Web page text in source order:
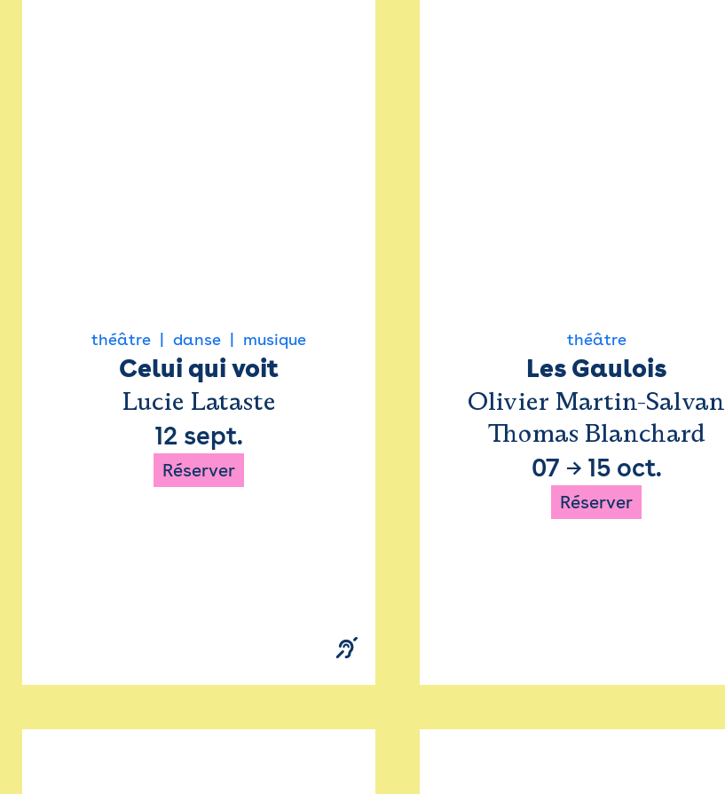
théâtre danse musique
Celui qui voit
Lucie Lataste
12 sept.
Réserver
théâtre
Les Gaulois
Olivier Martin-Salvan
Thomas Blanchard
07 → 15 oct.
Réserver